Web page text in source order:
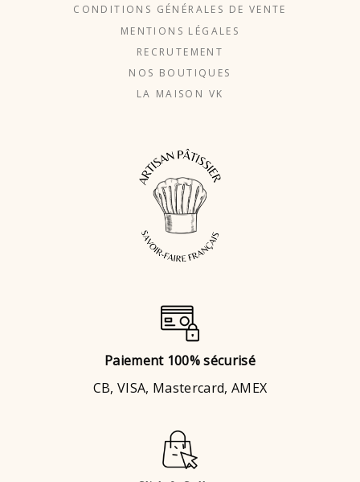
CONDITIONS GÉNÉRALES DE VENTE
MENTIONS LÉGALES
RECRUTEMENT
NOS BOUTIQUES
LA MAISON VK
Paiement 100% sécurisé
CB, VISA, Mastercard, AMEX